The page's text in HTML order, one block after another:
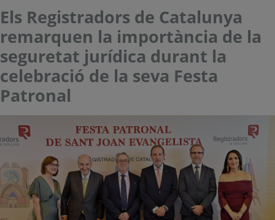
Els Registradors de Catalunya
remarquen la importància de la
seguretat jurídica durant la
celebració de la seva Festa
Patronal